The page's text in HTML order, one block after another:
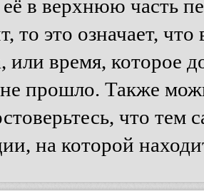
её в верхнюю часть
то это означает,
или время, которое
прошло. Также
что
на которой